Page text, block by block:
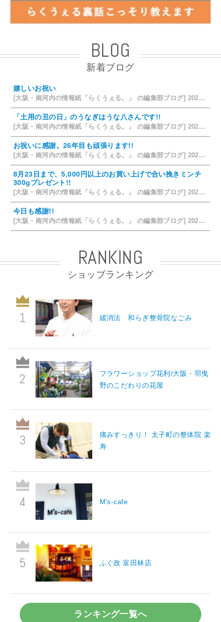
BLOG
新着ブログ
嬉しいお祝い
[大阪・南河内の情報紙「らくうぇる。」 の編集部ブログ] 2026/07/28 18:42
「土用の丑の日」のうなぎはうな八さんです!!
[大阪・南河内の情報紙「らくうぇる。」 の編集部ブログ] 2026/07/26 14:12
お祝いに感謝。26年目も頑張ります!!
[大阪・南河内の情報紙「らくうぇる。」 の編集部ブログ] 2026/07/25 15:35
8月23日まで、5,000円以上のお買い上げで合い挽きミンチ
300gプレゼント!!
[大阪・南河内の情報紙「らくうぇる。」 の編集部ブログ] 2026/07/24 15:31
今日も感謝!!
[大阪・南河内の情報紙「らくうぇる。」 の編集部ブログ] 2026/07/23 19:32
RANKING
ショップランキング
緩消法 和らぎ整骨院なごみ
フラワーショップ花利/大阪・羽曳
野のこだわりの花屋
痛みすっきり！ 太子町の整体院 楽
寿
M’s-cafe
ふぐ政 富田林店
ランキング一覧へ